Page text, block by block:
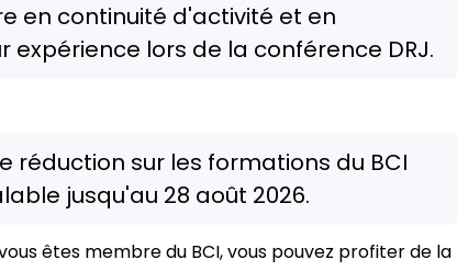
en continuité d'activité et en
lors de la conférence DRJ.
réduction sur les formations du BCI
jusqu'au 28 août 2026.
êtes membre du BCI, vous pouvez profiter de la